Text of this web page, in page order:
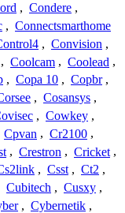
, Condere ,
, Connectsmarthome
, Convision ,
, Coolcam , Coolead ,
, Copa 10 , Copbr ,
, Cosansys ,
, Cowkey ,
Cpvan , Cr2100 ,
, Crestron , Cricket ,
, Csst , Ct2 ,
Cubitech , Cusxy ,
, Cybernetik ,